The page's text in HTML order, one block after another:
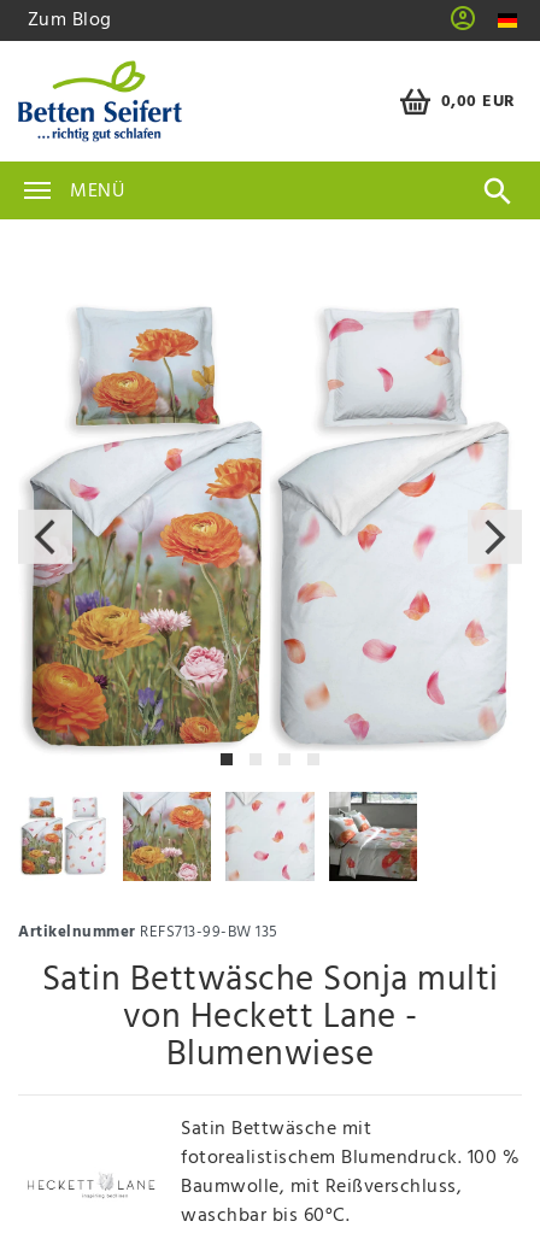
Zum Blog
0,00 EUR
MENÜ
Artikelnummer REFS713-99-BW 135
Satin Bettwäsche Sonja multi
von Heckett Lane -
Blumenwiese
Satin Bettwäsche mit
fotorealistischem Blumendruck. 100 %
Baumwolle, mit Reißverschluss,
waschbar bis 60°C.